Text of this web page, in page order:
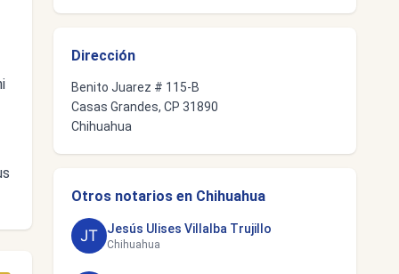
Dirección
Benito Juarez # 115-B
Casas Grandes, CP 31890
Chihuahua
Otros notarios en Chihuahua
Jesús Ulises Villalba Trujillo
Chihuahua